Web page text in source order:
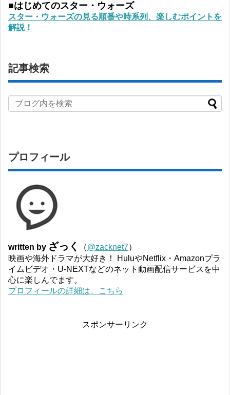
■はじめてのスター・ウォーズ
スター・ウォーズの見る順番や時系列、楽しむポイントを
解説！
記事検索
プロフィール
written by ざっく （@zacknet7）
映画や海外ドラマが大好き！ HuluやNetflix・Amazonプラ
イムビデオ・U-NEXTなどのネット動画配信サービスを中
心に楽しんでます。
プロフィールの詳細は、こちら
スポンサーリンク